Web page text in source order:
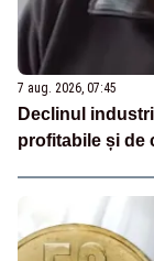
7 aug. 2026, 07:45
Declinul
profitabile și de